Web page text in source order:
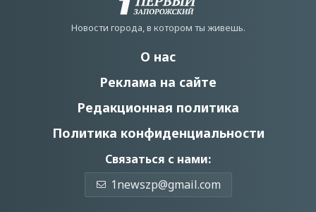
Новости города, в котором ты живешь.
О нас
Реклама на сайте
Редакционная политика
Политика конфиденциальности
Связаться с нами:
1newszp@gmail.com